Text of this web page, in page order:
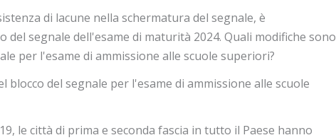
di lacune nella schermatura del segnale, è
segnale dell'esame di maturità 2024. Quali modifiche sono
per l'esame di ammissione alle scuole superiori?
del segnale per l'esame di ammissione alle scuole
le città di prima e seconda fascia in tutto il Paese hanno